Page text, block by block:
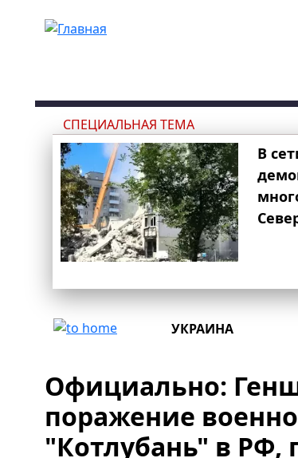
СПЕЦИАЛЬНАЯ ТЕМА
В
УКРАИНА
Официально:
поражение
"Котлубань" в РФ,